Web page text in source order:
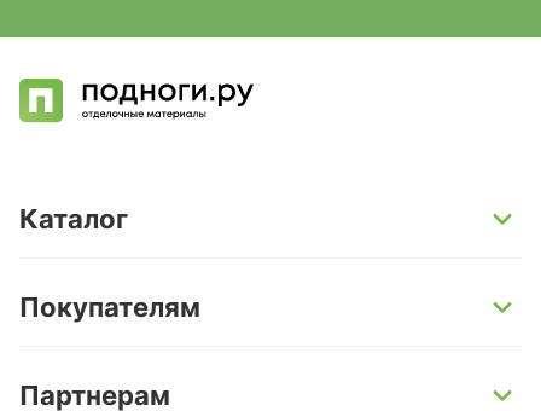
Каталог
Кварц-винил и LVT-плитка
Ламинат
Покупателям
Условия доставки
Партнерам